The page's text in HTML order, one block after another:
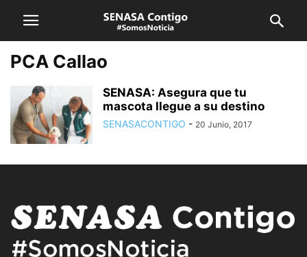
PCA Callao
SENASA: Asegura que tu
mascota llegue a su destino
SENASACONTIGO - 20 Junio, 2017